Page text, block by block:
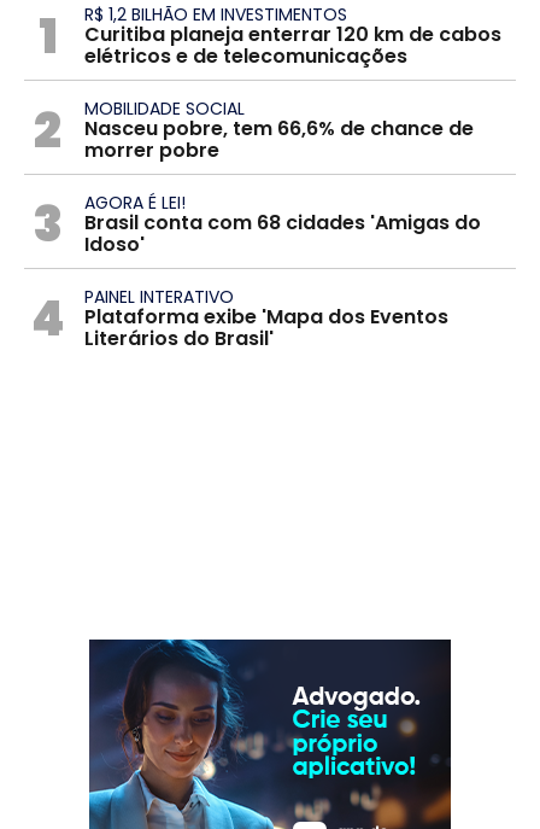
1 R$ 1,2 BILHÃO EM INVESTIMENTOS
Curitiba planeja enterrar 120 km de cabos
elétricos e de telecomunicações
2 MOBILIDADE SOCIAL
Nasceu pobre, tem 66,6% de chance de
morrer pobre
3 AGORA É LEI!
Brasil conta com 68 cidades 'Amigas do
Idoso'
4 PAINEL INTERATIVO
Plataforma exibe 'Mapa dos Eventos
Literários do Brasil'